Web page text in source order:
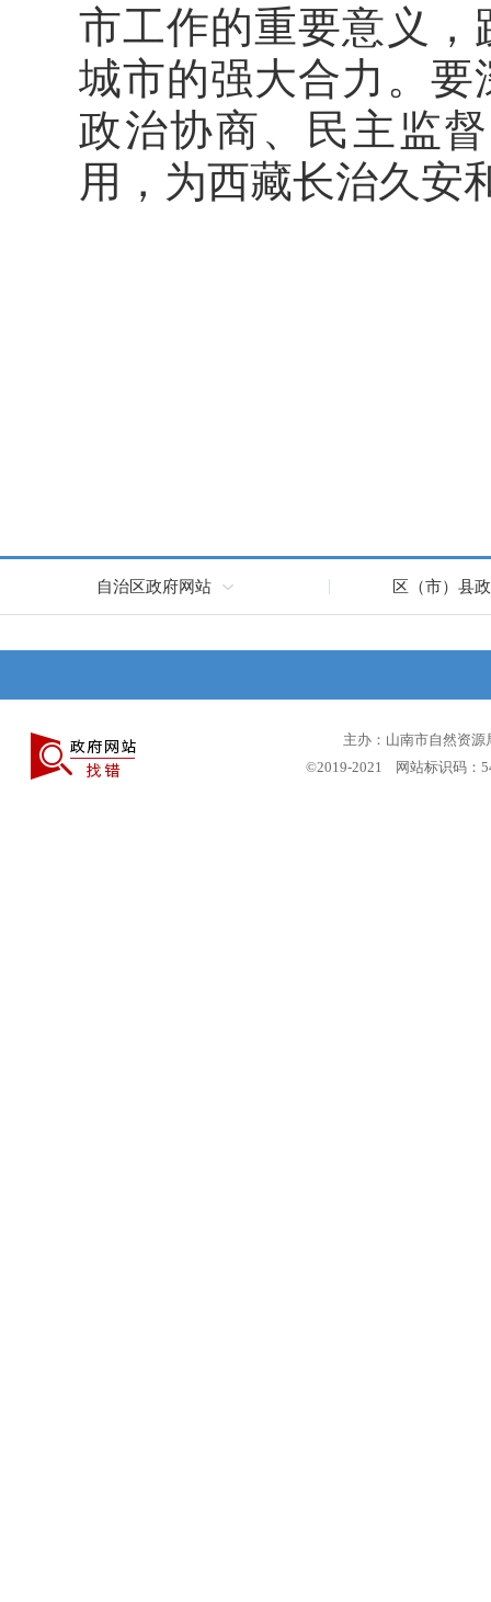
市工作的重要意义
城市的强大合力。
政治协商、民主监
用，为西藏长治久安
自治区政府网站 区（市）县
主办：山南市自然资
©2019-2021 网站标识码：